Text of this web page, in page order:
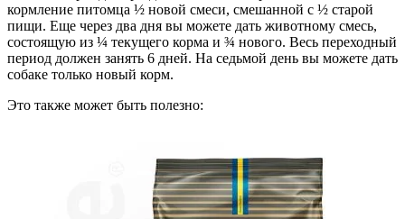
кормление питомца ½ новой смеси, смешанной с ½ старой
пищи. Еще через два дня вы можете дать животному смесь,
состоящую из ¼ текущего корма и ¾ нового. Весь переходный
период должен занять 6 дней. На седьмой день вы можете дать
собаке только новый корм.
Это также может быть полезно: